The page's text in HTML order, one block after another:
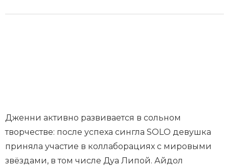
Дженни активно развивается в сольном
творчестве: после успеха сингла SOLO девушка
приняла участие в коллаборациях с мировыми
звёздами, в том числе Дуа Липой. Айдол